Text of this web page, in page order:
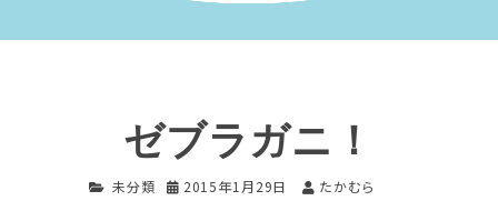
ゼブラガニ！
未分類 2015年1月29日 たかむら